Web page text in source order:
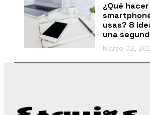
¿Qué
usas? 8
una
Marzo 02,